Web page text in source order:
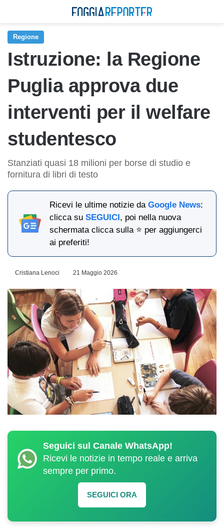
Regione
Istruzione: la Regione
Puglia approva due
interventi per il welfare
studentesco
Stanziati quasi 18 milioni per borse di studio e
fornitura di libri di testo
Ricevi le ultime notizie daGoogle News:
clicca suSEGUICI, poi nella nuova
schermata clicca sulla ⭐ per aggiungerci
ai preferiti!
Cristiana Lenoci 21 Maggio 2026
Seguici sul Canale WhatsApp!
Ricevi le notizie in tempo reale e arriva
sempre per primo.
SEGUICI ORA